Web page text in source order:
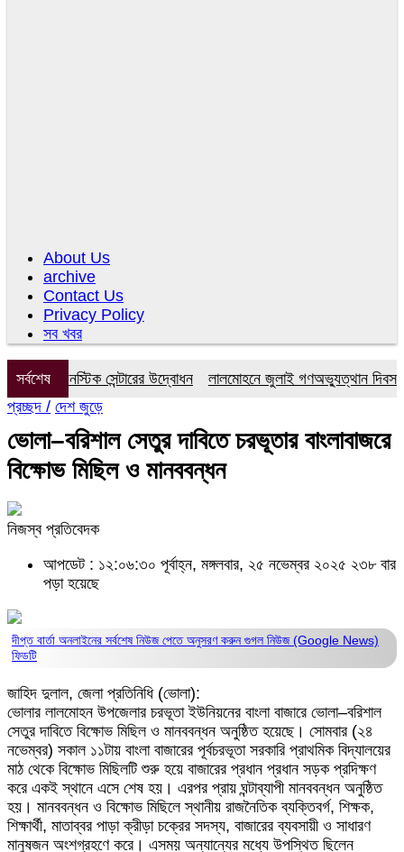
About Us
archive
Contact Us
Privacy Policy
সব খবর
সর্বশেষ
ডায়াগনস্টিক সেন্টারের উদ্বোধন
লালমোহনে জুলাই গণঅভ্যুত্থান দিবস
প্রচ্ছদ / দেশ জুড়ে
ভোলা–বরিশাল সেতুর দাবিতে চরভূতার বাংলাবাজরে
বিক্ষোভ মিছিল ও মানববন্ধন
নিজস্ব প্রতিবেদক
আপডেট : ১২:০৬:৩০ পূর্বাহ্ন, মঙ্গলবার, ২৫ নভেম্বর ২০২৫ ২৩৮ বার
পড়া হয়েছে
দীপ্ত বার্তা অনলাইনের সর্বশেষ নিউজ পেতে অনুসরণ করুনগুগল নিউজ (Google News)
ফিডটি
জাহিদ দুলাল, জেলা প্রতিনিধি (ভোলা):
ভোলার লালমোহন উপজেলার চরভূতা ইউনিয়নের বাংলা বাজারে ভোলা–বরিশাল
সেতুর দাবিতে বিক্ষোভ মিছিল ও মানববন্ধন অনুষ্ঠিত হয়েছে। সোমবার (২৪
নভেম্বর) সকাল ১১টায় বাংলা বাজারের পূর্বচরভূতা সরকারি প্রাথমিক বিদ্যালয়ের
মাঠ থেকে বিক্ষোভ মিছিলটি শুরু হয়ে বাজারের প্রধান প্রধান সড়ক প্রদিক্ষণ
করে একই স্থানে এসে শেষ হয়। এরপর প্রায় ঘন্টাব্যাপী মানববন্ধন অনুষ্ঠিত
হয়। মানববন্ধন ও বিক্ষোভ মিছিলে স্থানীয় রাজনৈতিক ব্যক্তিবর্গ, শিক্ষক,
শিক্ষার্থী, মাতাব্বর পাড়া ক্রীড়া চক্রের সদস্য, বাজারের ব্যবসায়ী ও সাধারণ
মানুষজন অংশগ্রহণে করে। এসময় অন্যান্যের মধ্যে উপস্থিত ছিলেন